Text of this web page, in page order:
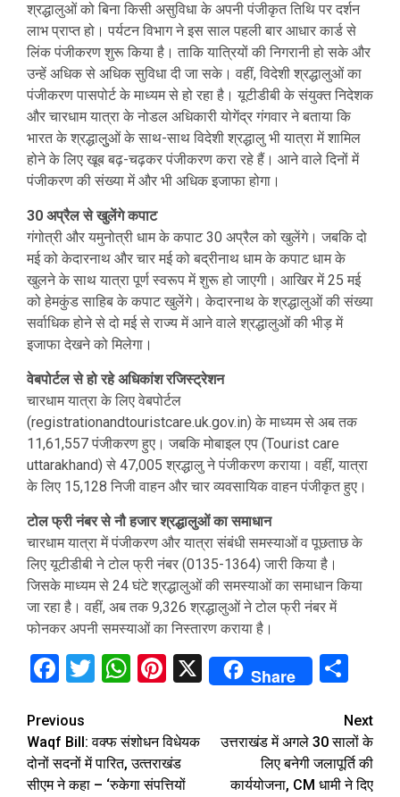
श्रद्धालुओं को बिना किसी असुविधा के अपनी पंजीकृत तिथि पर दर्शन
लाभ प्राप्त हो। पर्यटन विभाग ने इस साल पहली बार आधार कार्ड से
लिंक पंजीकरण शुरू किया है। ताकि यात्रियों की निगरानी हो सके और
उन्हें अधिक से अधिक सुविधा दी जा सके। वहीं, विदेशी श्रद्धालुओं का
पंजीकरण पासपोर्ट के माध्यम से हो रहा है। यूटीडीबी के संयुक्त निदेशक
और चारधाम यात्रा के नोडल अधिकारी योगेंद्र गंगवार ने बताया कि
भारत के श्रद्धालुुओं के साथ-साथ विदेशी श्रद्धालु भी यात्रा में शामिल
होने के लिए खूब बढ़-चढ़कर पंजीकरण करा रहे हैं। आने वाले दिनों में
पंजीकरण की संख्या में और भी अधिक इजाफा होगा।
30 अप्रैल से खुलेंगे कपाट
गंगोत्री और यमुनोत्री धाम के कपाट 30 अप्रैल को खुलेंगे। जबकि दो
मई को केदारनाथ और चार मई को बद्रीनाथ धाम के कपाट धाम के
खुलने के साथ यात्रा पूर्ण स्वरूप में शुरू हो जाएगी। आखिर में 25 मई
को हेमकुंड साहिब के कपाट खुलेंगे। केदारनाथ के श्रद्धालुओं की संख्या
सर्वाधिक होने से दो मई से राज्य में आने वाले श्रद्धालुओं की भीड़ में
इजाफा देखने को मिलेगा।
वेबपोर्टल से हो रहे अधिकांश रजिस्ट्रेशन
चारधाम यात्रा के लिए वेबपोर्टल
(registrationandtouristcare.uk.gov.in) के माध्यम से अब तक
11,61,557 पंजीकरण हुए। जबकि मोबाइल एप (Tourist care
uttarakhand) से 47,005 श्रद्धालु ने पंजीकरण कराया। वहीं, यात्रा
के लिए 15,128 निजी वाहन और चार व्यवसायिक वाहन पंजीकृत हुए।
टोल फ्री नंबर से नौ हजार श्रद्धालुओं का समाधान
चारधाम यात्रा में पंजीकरण और यात्रा संबंधी समस्याओं व पूछताछ के
लिए यूटीडीबी ने टोल फ्री नंबर (0135-1364) जारी किया है।
जिसके माध्यम से 24 घंटे श्रद्धालुओं की समस्याओं का समाधान किया
जा रहा है। वहीं, अब तक 9,326 श्रद्धालुओं ने टोल फ्री नंबर में
फोनकर अपनी समस्याओं का निस्तारण कराया है।
Facebook
Twitter
WhatsApp
Pinterest
X Share
Continue
Reading
Previous
Waqf Bill: वक्‍फ संशोधन विधेयक
दोनों सदनों में पारित, उत्‍तराखंड
सीएम ने कहा – ‘रुकेगा संपत्तियों
Next
उत्तराखंड में अगले 30 सालों के
लिए बनेगी जलापूर्ति की
कार्ययोजना, CM धामी ने दिए